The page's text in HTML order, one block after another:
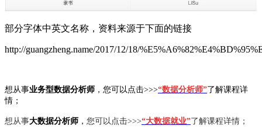
部分字体中英文名称，资料来源于下面的链接
http://guangzheng.name/2017/12/18/
想从事业务型数据分析师 ，您可以点击>>>“数据分析师”了解课程详
情；
想从事大数据分析师 ， 您可以点击>>>“大数据就业”了解课程详情；